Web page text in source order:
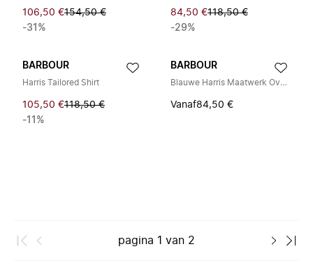
106,50 €154,50 €
-31%
84,50 €118,50 €
-29%
BARBOUR
Harris Tailored Shirt
105,50 €118,50 €
-11%
BARBOUR
Blauwe Harris Maatwerk Overhemd
Vanaf84,50 €
pagina 1 van 2